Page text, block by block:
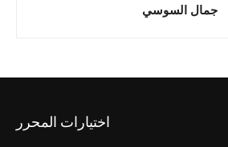
جمال السوسي
اختيارات المحرر